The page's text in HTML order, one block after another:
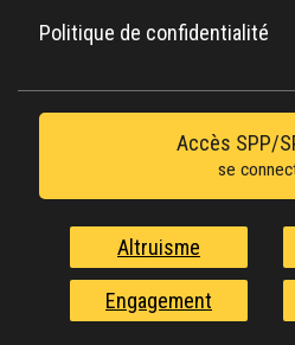
Politique de confidentialité
Accès SPP/
se
Altruisme
Engagement